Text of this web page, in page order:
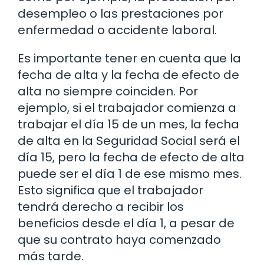
desempleo o las prestaciones por
enfermedad o accidente laboral.
Es importante tener en cuenta que la
fecha de alta y la fecha de efecto de
alta no siempre coinciden. Por
ejemplo, si el trabajador comienza a
trabajar el día 15 de un mes, la fecha
de alta en la Seguridad Social será el
día 15, pero la fecha de efecto de alta
puede ser el día 1 de ese mismo mes.
Esto significa que el trabajador
tendrá derecho a recibir los
beneficios desde el día 1, a pesar de
que su contrato haya comenzado
más tarde.